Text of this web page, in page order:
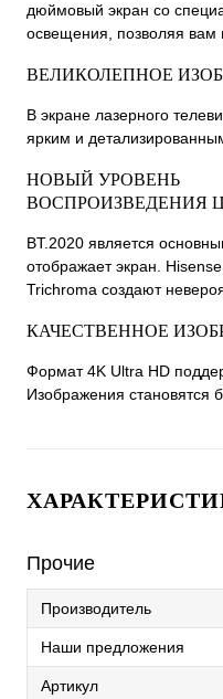
дюймовый экран со
освещения, позволяя вам
ВЕЛИКОЛЕПНОЕ
В экране лазерного
ярким и
НОВЫЙ УРОВЕНЬ
ВОСПРОИЗВЕДЕНИЯ
BT.2020 является
отображает экран.
Trichroma создают
КАЧЕСТВЕННОЕ
Формат 4K Ultra HD
Изображения становятся
Прочие
Производитель
Наши предложения
Артикул